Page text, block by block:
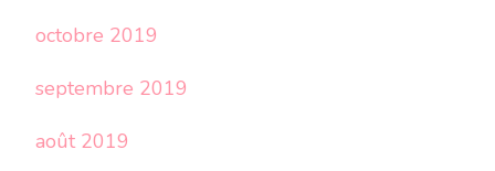
octobre 2019
septembre 2019
août 2019